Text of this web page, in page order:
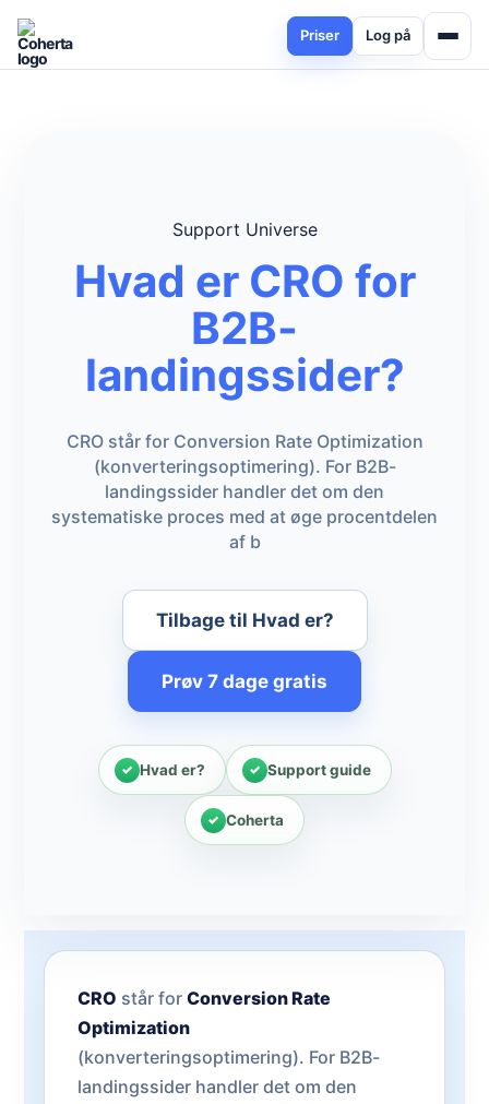
Priser Log på
Support Universe
Hvad er CRO for
B2B-
landingssider?
CRO står for Conversion Rate Optimization
(konverteringsoptimering). For B2B-
landingssider handler det om den
systematiske proces med at øge procentdelen
af b
Tilbage til Hvad er?
Prøv 7 dage gratis
Hvad er? Support guide
Coherta
CRO står for Conversion Rate
Optimization
(konverteringsoptimering). For B2B-
landingssider handler det om den